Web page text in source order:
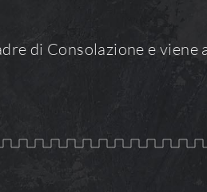
di Consolazione e viene